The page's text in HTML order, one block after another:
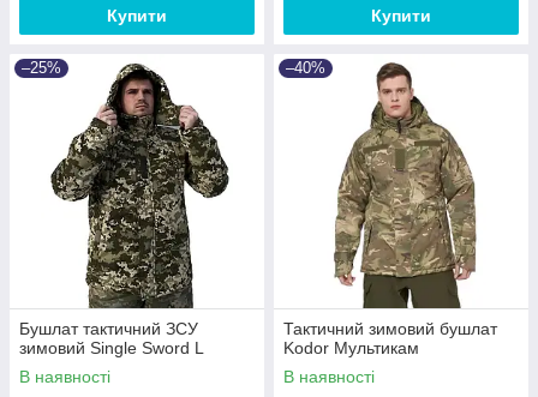
Купити Купити
–25%
Бушлат тактичний ЗСУ
зимовий Single Sword L
В наявності
–40%
Тактичний зимовий бушлат
Kodor Мультикам
В наявності